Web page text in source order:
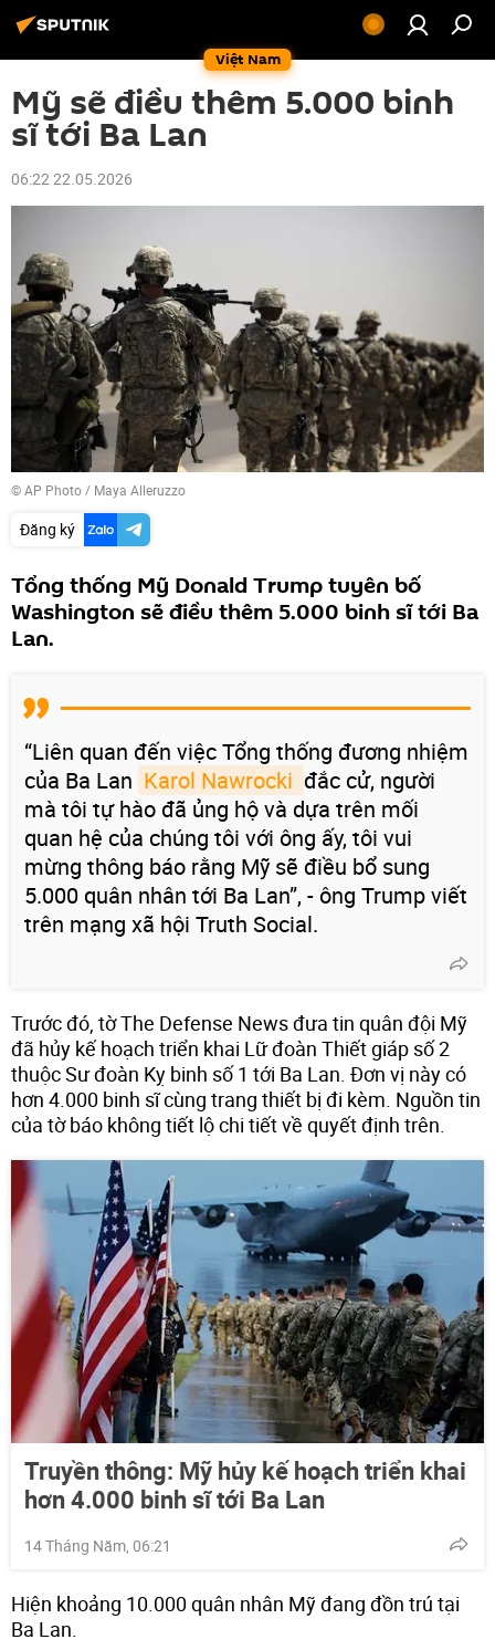
Việt Nam
Mỹ sẽ điều thêm 5.000 binh
sĩ tới Ba Lan
06:22 22.05.2026
© AP Photo / Maya Alleruzzo
Đăng ký
Tổng thống Mỹ Donald Trump tuyên bố
Washington sẽ điều thêm 5.000 binh sĩ tới Ba
Lan.
“Liên quan đến việc Tổng thống đương nhiệm
của Ba Lan Karol Nawrocki đắc cử, người
mà tôi tự hào đã ủng hộ và dựa trên mối
quan hệ của chúng tôi với ông ấy, tôi vui
mừng thông báo rằng Mỹ sẽ điều bổ sung
5.000 quân nhân tới Ba Lan”, - ông Trump viết
trên mạng xã hội Truth Social.
Trước đó, tờ The Defense News đưa tin quân đội Mỹ
đã hủy kế hoạch triển khai Lữ đoàn Thiết giáp số 2
thuộc Sư đoàn Kỵ binh số 1 tới Ba Lan. Đơn vị này có
hơn 4.000 binh sĩ cùng trang thiết bị đi kèm. Nguồn tin
của tờ báo không tiết lộ chi tiết về quyết định trên.
Truyền thông: Mỹ hủy kế hoạch triển khai
hơn 4.000 binh sĩ tới Ba Lan
14 Tháng Năm, 06:21
Hiện khoảng 10.000 quân nhân Mỹ đang đồn trú tại
Ba Lan.